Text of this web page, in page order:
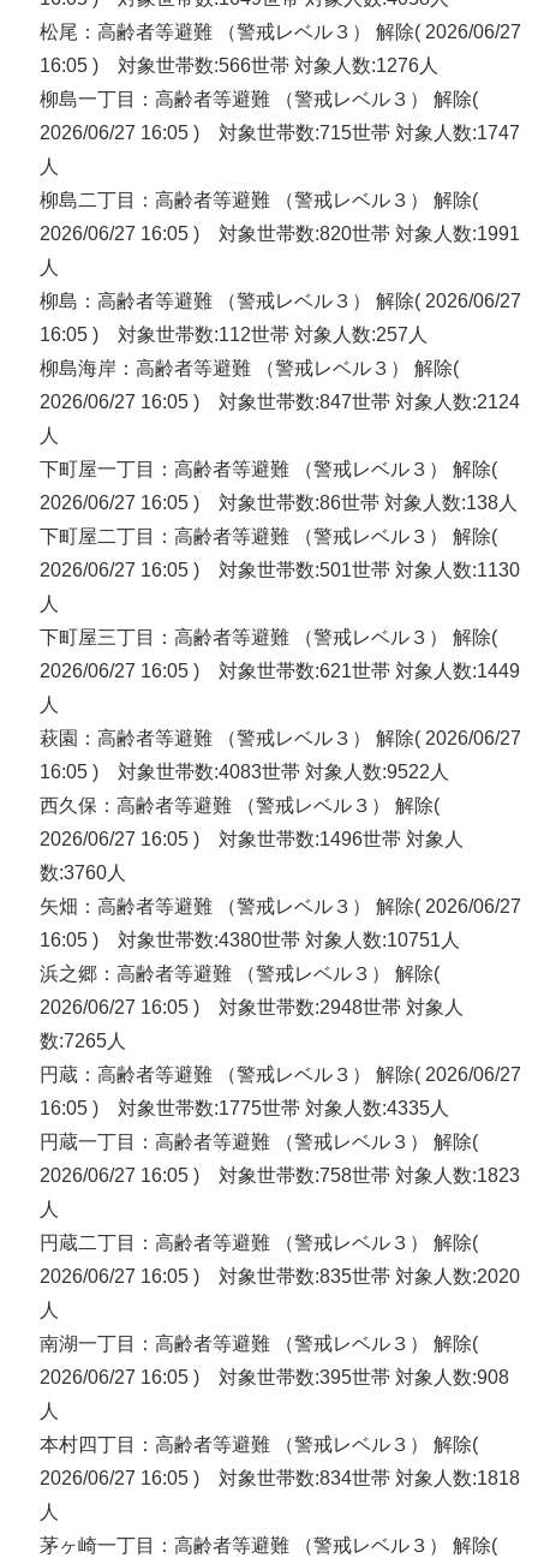
松尾：高齢者等避難 （警戒レベル３） 解除( 2026/06/27
16:05 ) 対象世帯数:566世帯 対象人数:1276人
柳島一丁目：高齢者等避難 （警戒レベル３） 解除(
2026/06/27 16:05 ) 対象世帯数:715世帯 対象人数:1747
人
柳島二丁目：高齢者等避難 （警戒レベル３） 解除(
2026/06/27 16:05 ) 対象世帯数:820世帯 対象人数:1991
人
柳島：高齢者等避難 （警戒レベル３） 解除( 2026/06/27
16:05 ) 対象世帯数:112世帯 対象人数:257人
柳島海岸：高齢者等避難 （警戒レベル３） 解除(
2026/06/27 16:05 ) 対象世帯数:847世帯 対象人数:2124
人
下町屋一丁目：高齢者等避難 （警戒レベル３） 解除(
2026/06/27 16:05 ) 対象世帯数:86世帯 対象人数:138人
下町屋二丁目：高齢者等避難 （警戒レベル３） 解除(
2026/06/27 16:05 ) 対象世帯数:501世帯 対象人数:1130
人
下町屋三丁目：高齢者等避難 （警戒レベル３） 解除(
2026/06/27 16:05 ) 対象世帯数:621世帯 対象人数:1449
人
萩園：高齢者等避難 （警戒レベル３） 解除( 2026/06/27
16:05 ) 対象世帯数:4083世帯 対象人数:9522人
西久保：高齢者等避難 （警戒レベル３） 解除(
2026/06/27 16:05 ) 対象世帯数:1496世帯 対象人
数:3760人
矢畑：高齢者等避難 （警戒レベル３） 解除( 2026/06/27
16:05 ) 対象世帯数:4380世帯 対象人数:10751人
浜之郷：高齢者等避難 （警戒レベル３） 解除(
2026/06/27 16:05 ) 対象世帯数:2948世帯 対象人
数:7265人
円蔵：高齢者等避難 （警戒レベル３） 解除( 2026/06/27
16:05 ) 対象世帯数:1775世帯 対象人数:4335人
円蔵一丁目：高齢者等避難 （警戒レベル３） 解除(
2026/06/27 16:05 ) 対象世帯数:758世帯 対象人数:1823
人
円蔵二丁目：高齢者等避難 （警戒レベル３） 解除(
2026/06/27 16:05 ) 対象世帯数:835世帯 対象人数:2020
人
南湖一丁目：高齢者等避難 （警戒レベル３） 解除(
2026/06/27 16:05 ) 対象世帯数:395世帯 対象人数:908
人
本村四丁目：高齢者等避難 （警戒レベル３） 解除(
2026/06/27 16:05 ) 対象世帯数:834世帯 対象人数:1818
人
茅ヶ崎一丁目：高齢者等避難 （警戒レベル３） 解除(